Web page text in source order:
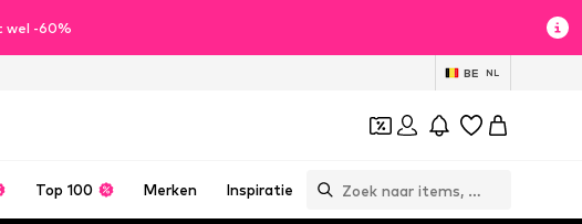
wel -60%
BE NL
Top 100 Merken Inspiratie